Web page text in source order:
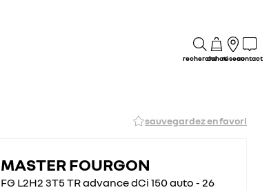
rechercheachatréseaucontact
sauvegardez en favori
MASTER FOURGON
FG L2H2 3T5 TR advance dCi 150 auto - 26